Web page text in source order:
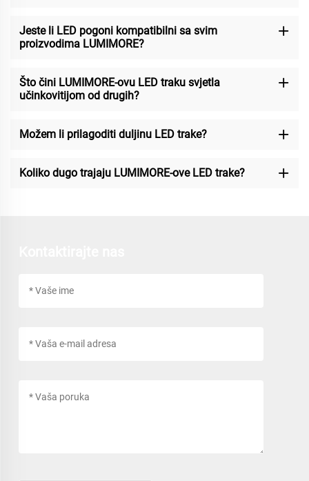
Jeste li LED pogoni kompatibilni sa svim
proizvodima LUMIMORE?
Što čini LUMIMORE-ovu LED traku svjetla
učinkovitijom od drugih?
Možem li prilagoditi duljinu LED trake?
Koliko dugo trajaju LUMIMORE-ove LED trake?